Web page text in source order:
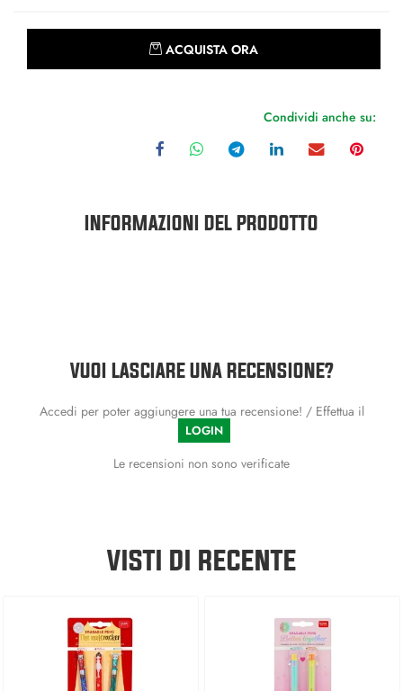
ACQUISTA ORA
Condividi anche su:
INFORMAZIONI DEL PRODOTTO
VUOI LASCIARE UNA RECENSIONE?
Accedi per poter aggiungere una tua recensione! / Effettua il
LOGIN
Le recensioni non sono verificate
VISTI DI RECENTE